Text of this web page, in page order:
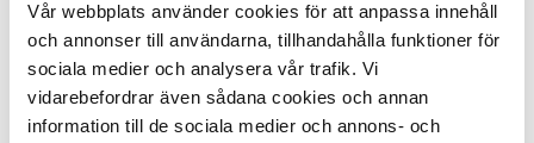
Vår webbplats använder cookies för att anpassa innehåll
och annonser till användarna, tillhandahålla funktioner för
sociala medier och analysera vår trafik. Vi
vidarebefordrar även sådana cookies och annan
information till de sociala medier och annons- och
Postnummer*